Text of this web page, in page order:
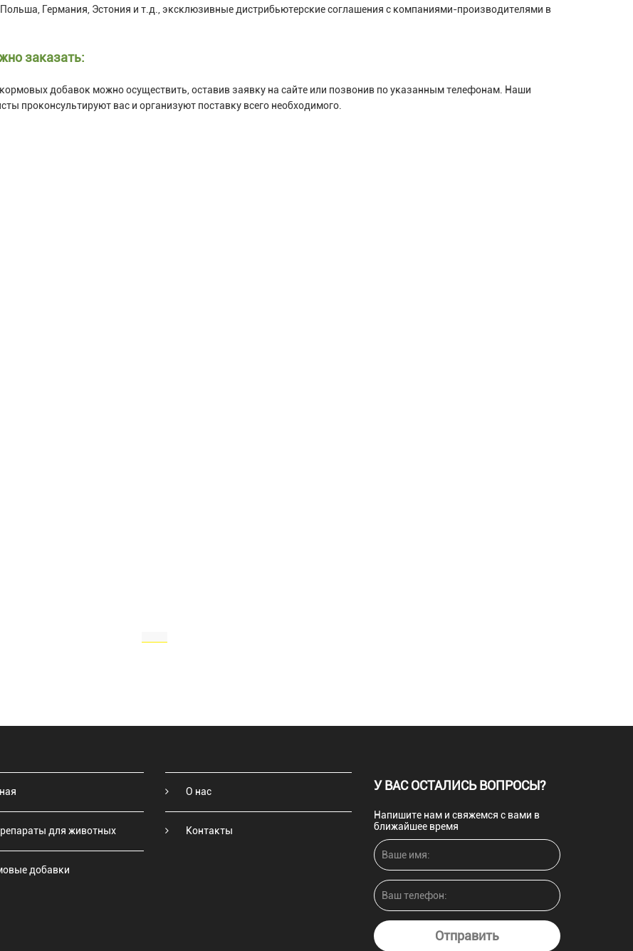
Польша, Германия, Эстония и т.д., эксклюзивные дистрибьютерские соглашения с компаниями-производителями в
заказать:
добавок можно осуществить, оставив заявку на сайте или позвонив по указанным телефонам. Наши
проконсультируют вас и организуют поставку всего необходимого.
для животных
добавки
О нас
Контакты
У ВАС ОСТАЛИСЬ ВОПРОСЫ?
Напишите нам и свяжемся с вами в
ближайшее время
Отправить